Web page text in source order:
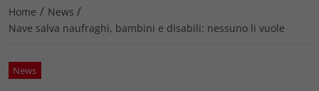
Home / News /
Nave salva naufraghi, bambini e disabili: nessuno li vuole
News